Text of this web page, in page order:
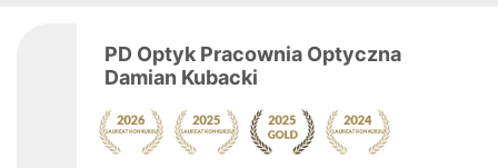
PD Optyk Pracownia Optyczna
Damian Kubacki